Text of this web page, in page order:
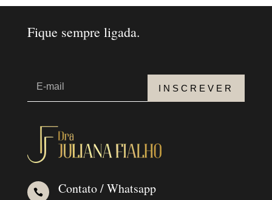
Fique sempre ligada.
INSCREVER
 Contato / Whatsapp